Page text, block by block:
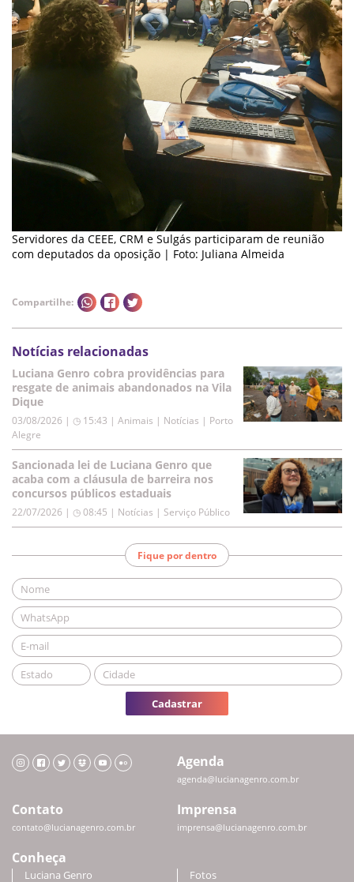
Servidores da CEEE, CRM e Sulgás participaram de reunião
com deputados da oposição | Foto: Juliana Almeida
Compartilhe:
Notícias relacionadas
Luciana Genro cobra providências para
resgate de animais abandonados na Vila
Dique
03/08/2026 | ◷ 15:43 | Animais | Notícias | Porto
Alegre
Sancionada lei de Luciana Genro que
acaba com a cláusula de barreira nos
concursos públicos estaduais
22/07/2026 | ◷ 08:45 | Notícias | Serviço Público
Fique por dentro
Cadastrar
Agenda
agenda@lucianagenro.com.br
Contato
contato@lucianagenro.com.br
Imprensa
imprensa@lucianagenro.com.br
Conheça
Luciana Genro Fotos